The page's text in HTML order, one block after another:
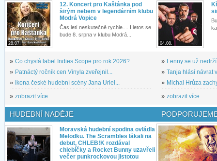
28.07.
12. Koncert pro Kaštánka pod
širým nebem v legendárním klubu
Modrá Vopice
Čas letí neskutečně rychle.... I letos se
bude 8. srpna v klubu Modrá...
» Co chystá label Indies Scope pro rok 2026?
» Patnáctý ročník cen Vinyla zveřejnil...
»
Ikona české hudební scény Jana Uriel...
» zobrazit více...
04.08.
» Lenny se už
» Tanja hlásí návrat
» Michal Hrůza
» zobrazit více...
HUDEBNÍ NADĚJE
Moravská hudební spodina ovládla
Melodku. The Scrambles lákali na
debut, CHLEB!K rozdával
chlebíčky a Rocket Bunny uzavřeli
večer punkrockovou jistotou